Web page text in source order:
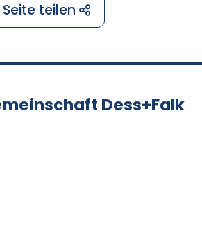
Seite teilen
Dess+Falk